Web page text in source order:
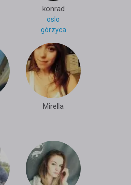
konrad
oslo
górzyca
Mirella